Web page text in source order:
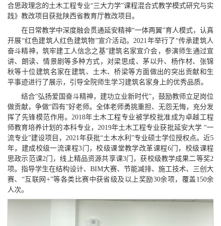
合思政理念的土木工程专业“三大力学”课程混合式教学模式研究与实
践》教改项目获批陕西省教育厅教改项目。
在日常教学中深度融会贯通延安精神“一体两翼”育人模式，认真
开展“红色建筑人红色建筑物”宣介活动。2021年举行了“传承建筑人
奋斗精神，筑牢建工人信念之基”建筑名家宣介会，参演师生通过宣
讲、朗读、情景剧等多种方式，对梁思成、茅以升、杨作材、张锦
秋等十位建筑名家在建筑、土木、桥梁等方面做出的突出贡献和生
平事迹进行了展示，引导全院师生学习建筑名家身上的优秀品质。
结合“弘扬爱国奋斗精神，建功立业新时代”，鼓励教师立足岗位
做贡献，争做“四有”好老师。全体老师勇挑重担、无怨无悔，充分发
挥了先锋模范作用。2018年土木工程专业被学校批准成为卓越工程
师教育培养计划的本科专业，2019年土木工程专业获批延安大学 “一
流专业”建设项目，2021年获批“土木水利”专业硕士学位授权点。近5
年，建成校级一流课程3门，校级课堂教学改革课程6门，校级课程
思政示范课2门，线上精品资源共享课3门，获校级教学成果二等奖2
项。指导学生在结构设计、BIM大赛、节能减排、施工技术、三创大
赛、“互联网+”等各类比赛中获省级及以上奖励30余项，覆盖150余
人次。